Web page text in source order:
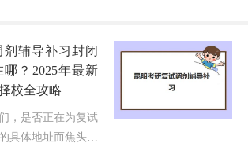
辅导补习封闭
？2025年最新
校全攻略
，是否正在为复试
具体地址而焦头烂